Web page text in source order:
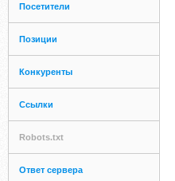
Посетители
Позиции
Конкуренты
Ссылки
Robots.txt
Ответ сервера